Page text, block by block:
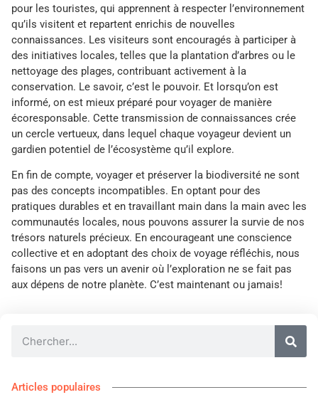
pour les touristes, qui apprennent à respecter l’environnement
qu’ils visitent et repartent enrichis de nouvelles
connaissances. Les visiteurs sont encouragés à participer à
des initiatives locales, telles que la plantation d’arbres ou le
nettoyage des plages, contribuant activement à la
conservation. Le savoir, c’est le pouvoir. Et lorsqu’on est
informé, on est mieux préparé pour voyager de manière
écoresponsable. Cette transmission de connaissances crée
un cercle vertueux, dans lequel chaque voyageur devient un
gardien potentiel de l’écosystème qu’il explore.
En fin de compte, voyager et préserver la biodiversité ne sont
pas des concepts incompatibles. En optant pour des
pratiques durables et en travaillant main dans la main avec les
communautés locales, nous pouvons assurer la survie de nos
trésors naturels précieux. En encourageant une conscience
collective et en adoptant des choix de voyage réfléchis, nous
faisons un pas vers un avenir où l’exploration ne se fait pas
aux dépens de notre planète. C’est maintenant ou jamais!
Articles populaires